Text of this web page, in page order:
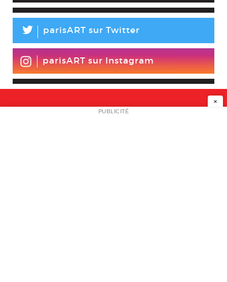
L parisART sur Twitter
parisART sur Instagram
NEWSLETTER
×
PUBLICITÉ